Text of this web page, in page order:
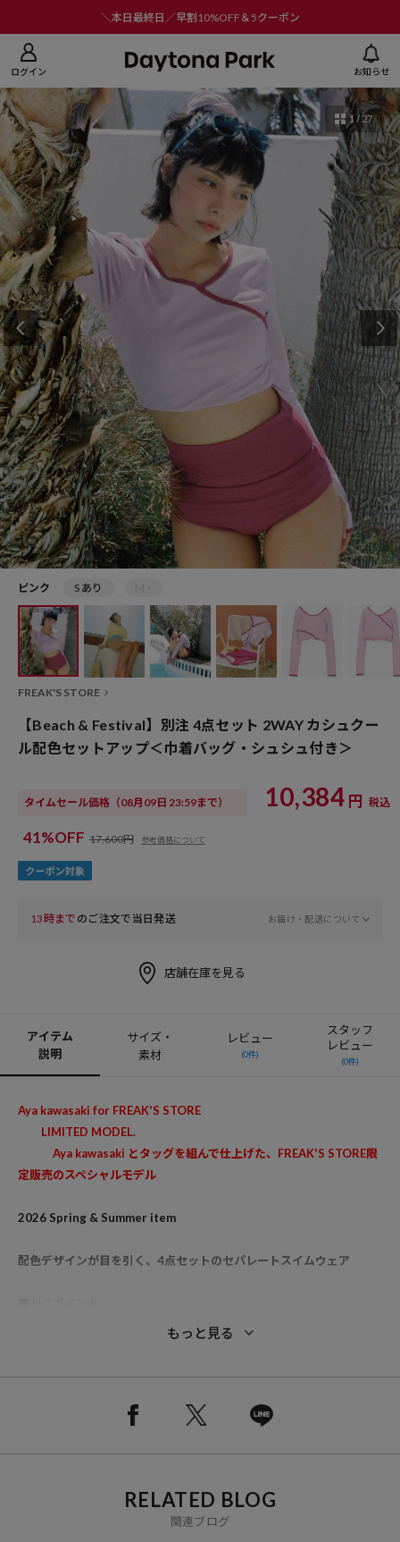
＼本日最終日／早割10%OFF＆5クーポン
ログイン お知らせ
1/27
ピンク S あり
FREAK'S STORE
【Beach & Festival】別注 4点セット 2WAY カシュクー
ル配色セットアップ＜巾着バッグ・シュシュ付き＞
タイムセール価格 （08月09日 23:59まで） 10,384 円 税込
41%OFF 17,600円 参考価格について
13時まで のご注文で当日発送 お届け・配送について
店舗在庫を見る
アイテム
説明
サイズ・
素材
レビュー
(0件)
スタッフ
レビュー
(0件)
Aya kawasaki for FREAK'S STORE
LIMITED MODEL.
Aya kawasaki とタッグを組んで仕上げた、FREAK'S STORE限
定販売のスペシャルモデル
2026 Spring & Summer item
配色デザインが目を引く、4点セットのセパレートスイムウェア
今回のコラボテーマは「POOL RULES」
●伸縮性のあるポリエステル素材を使用し、フィット感のある着心地
●前後2WAYで着用できるトップスで、気分に合わせて違った着こな
もっと見る
RELATED BLOG
関連ブログ